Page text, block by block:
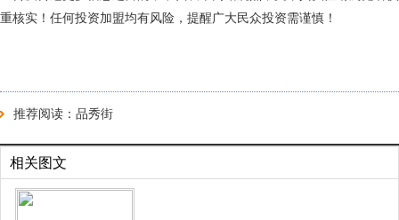
重核实！任何投资加盟均有风险，提醒广大民众投资需谨慎！
推荐阅读： 品秀街
相关图文